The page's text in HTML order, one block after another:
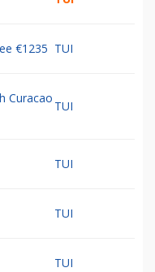
€1235 TUI
Curacao
TUI
TUI
TUI
TUI